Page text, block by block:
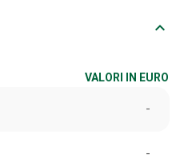
keyboard_arrow_down
VALORI IN EURO
-
-